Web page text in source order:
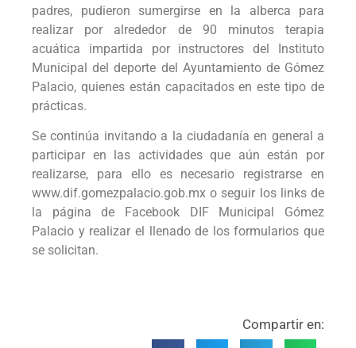
padres, pudieron sumergirse en la alberca para
realizar por alrededor de 90 minutos terapia
acuática impartida por instructores del Instituto
Municipal del deporte del Ayuntamiento de Gómez
Palacio, quienes están capacitados en este tipo de
prácticas.
Se continúa invitando a la ciudadanía en general a
participar en las actividades que aún están por
realizarse, para ello es necesario registrarse en
www.dif.gomezpalacio.gob.mx o seguir los links de
la página de Facebook DIF Municipal Gómez
Palacio y realizar el llenado de los formularios que
se solicitan.
Compartir en: